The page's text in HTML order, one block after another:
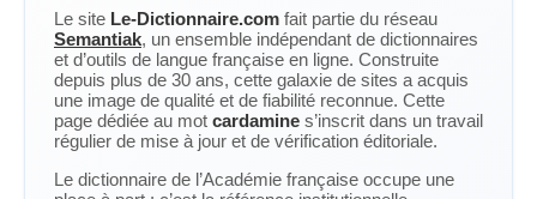
Le site Le-Dictionnaire.com fait partie du réseau
Semantiak, un ensemble indépendant de dictionnaires
et d’outils de langue française en ligne. Construite
depuis plus de 30 ans, cette galaxie de sites a acquis
une image de qualité et de fiabilité reconnue. Cette
page dédiée au mot cardamine s’inscrit dans un travail
régulier de mise à jour et de vérification éditoriale.
Le dictionnaire de l’Académie française occupe une